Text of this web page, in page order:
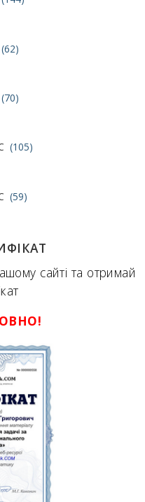
(62)
(70)
(105)
(59)
сайті та отримай